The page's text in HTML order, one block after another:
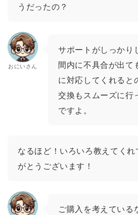
うだったの？
おにいさん
サポートがしっかり
間内に不具合が出て
に対応してくれると
交換もスムーズに行
ですよ。
なるほど！いろいろ教えてくれ
がとうございます！
ご購入を考えてい